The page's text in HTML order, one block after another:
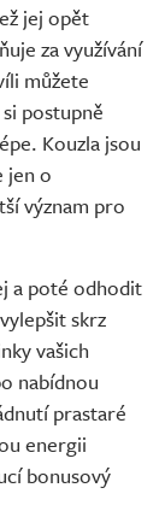
jej opět
za využívání
můžete
postupně
Kouzla jsou
jen o
význam pro
a poté odhodit
skrz
vašich
nabídnou
prastaré
energii
bonusový